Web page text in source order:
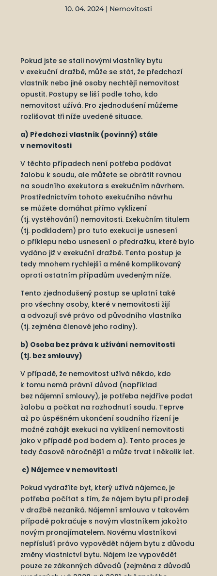
10. 04. 2024| Nemovitosti
Pokud jste se stali novými vlastníky bytu
v exekuční dražbě, může se stát, že předchozí
vlastník nebo jiné osoby nechtějí nemovitost
opustit. Postupy se liší podle toho, kdo
nemovitost užívá. Pro zjednodušení můžeme
rozlišovat tři níže uvedené situace.
a) Předchozí vlastník (povinný) stále
v nemovitosti
V těchto případech není potřeba podávat
žalobu k soudu, ale můžete se obrátit rovnou
na soudního exekutora s exekučním návrhem.
Prostřednictvím tohoto exekučního návrhu
se můžete domáhat přímo vyklizení
(tj. vystěhování) nemovitosti. Exekučním titulem
(tj. podkladem) pro tuto exekuci je usnesení
o příklepu nebo usnesení o předražku, které bylo
vydáno již v exekuční dražbě. Tento postup je
tedy mnohem rychlejší a méně komplikovaný
oproti ostatním případům uvedeným níže.
Tento zjednodušený postup se uplatní také
pro všechny osoby, které v nemovitosti žijí
a odvozují své právo od původního vlastníka
(tj. zejména členové jeho rodiny).
b) Osoba bez práva k užívání nemovitosti
(tj. bez smlouvy)
V případě, že nemovitost užívá někdo, kdo
k tomu nemá právní důvod (například
bez nájemní smlouvy), je potřeba nejdříve podat
žalobu a počkat na rozhodnutí soudu. Teprve
až po úspěšném ukončení soudního řízení je
možné zahájit exekuci na vyklizení nemovitosti
jako v případě pod bodem a). Tento proces je
tedy časově náročnější a může trvat i několik let.
c) Nájemce v nemovitosti
Pokud vydražíte byt, který užívá nájemce, je
potřeba počítat s tím, že nájem bytu při prodeji
v dražbě nezaniká. Nájemní smlouva v takovém
případě pokračuje s novým vlastníkem jakožto
novým pronajímatelem. Novému vlastníkovi
nepřísluší právo vypovědět nájem bytu z důvodu
změny vlastnictví bytu. Nájem lze vypovědět
pouze ze zákonných důvodů (zejména z důvodů